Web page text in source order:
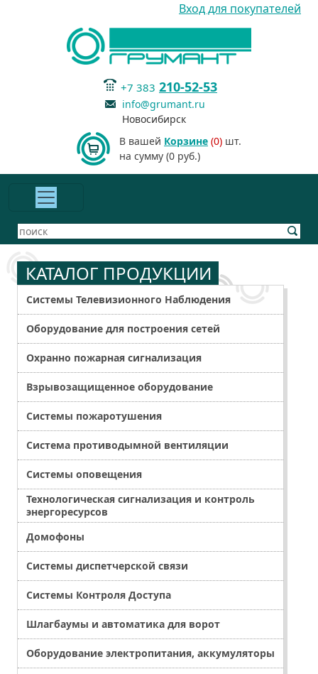
Вход для покупателей
+7 383 210-52-53
info@grumant.ru
Новосибирск
В вашей Корзине (0) шт.
на сумму (0 руб.)
КАТАЛОГ ПРОДУКЦИИ
Системы Телевизионного Наблюдения
Оборудование для построения сетей
Охранно пожарная сигнализация
Взрывозащищенное оборудование
Системы пожаротушения
Система противодымной вентиляции
Системы оповещения
Технологическая сигнализация и контроль
энергоресурсов
Домофоны
Системы диспетчерской связи
Системы Контроля Доступа
Шлагбаумы и автоматика для ворот
Оборудование электропитания, аккумуляторы